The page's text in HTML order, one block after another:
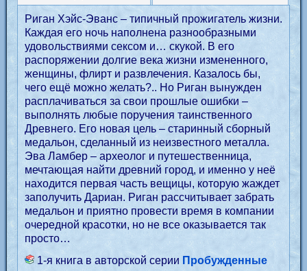
Риган Хэйс-Эванс – типичный прожигатель жизни.
Каждая его ночь наполнена разнообразными
удовольствиями сексом и… скукой. В его
распоряжении долгие века жизни измененного,
женщины, флирт и развлечения. Казалось бы,
чего ещё можно желать?.. Но Риган вынужден
расплачиваться за свои прошлые ошибки –
выполнять любые поручения таинственного
Древнего. Его новая цель – старинный сборный
медальон, сделанный из неизвестного металла.
Эва Ламбер – археолог и путешественница,
мечтающая найти древний город, и именно у неё
находится первая часть вещицы, которую жаждет
заполучить Дариан. Риган рассчитывает забрать
медальон и приятно провести время в компании
очередной красотки, но не все оказывается так
просто…
1-я книга в авторской серии Пробужденные